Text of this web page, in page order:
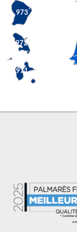
971
972
973